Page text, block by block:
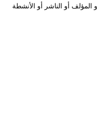
أو الناشر أو الأنشطة